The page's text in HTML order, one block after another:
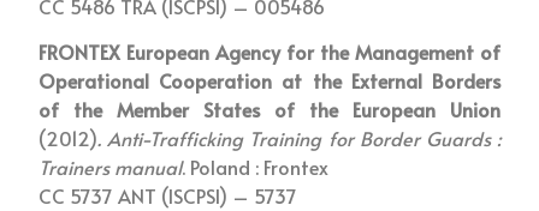
CC 5486 TRA (ISCPSI) – 005486
FRONTEX European Agency for the Management of
Operational Cooperation at the External Borders
of the Member States of the European Union
(2012). Anti-Trafficking Training for Border Guards :
Trainers manual. Poland : Frontex
CC 5737 ANT (ISCPSI) – 5737